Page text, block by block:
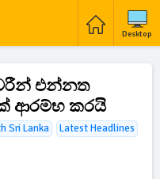
Desktop
එන්නත
ආරම්භ කරයි
Sri Lanka
Latest Headlines